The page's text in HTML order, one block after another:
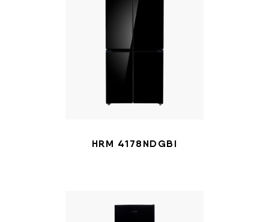
HRM 4178NDGBI